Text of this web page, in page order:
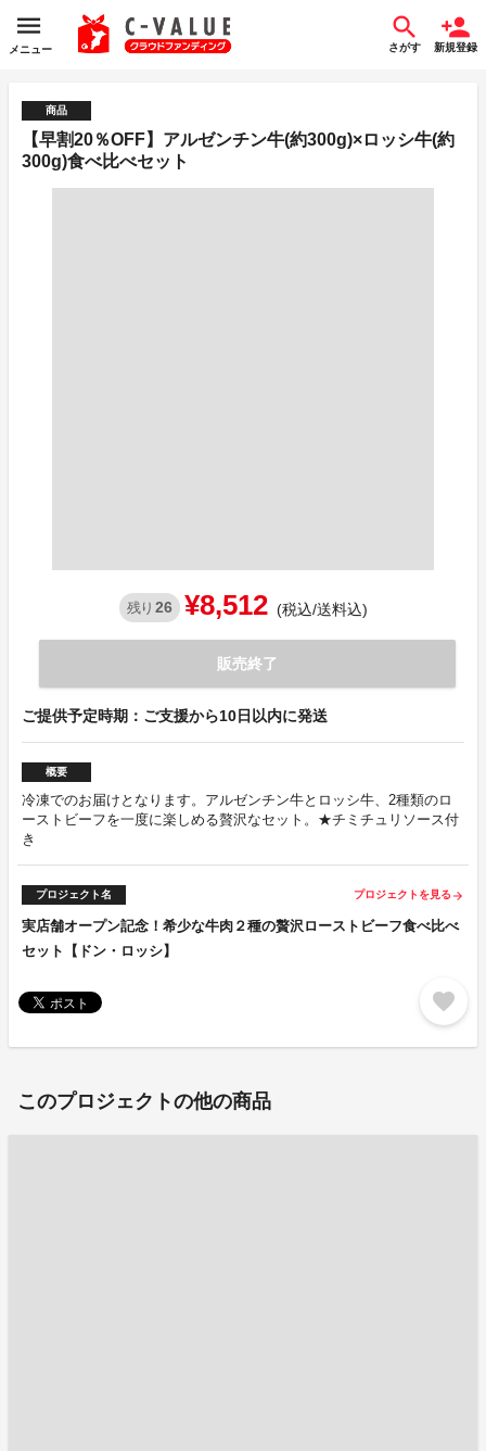
メニュー さがす 新規登録
商品
【早割20％OFF】アルゼンチン牛(約300g)×ロッシ牛(約
300g)食べ比べセット
残り 26 ¥8,512 (税込/送料込)
販売終了
ご提供予定時期：ご支援から10日以内に発送
概要
冷凍でのお届けとなります。アルゼンチン牛とロッシ牛、2種類のロ
ーストビーフを一度に楽しめる贅沢なセット。★チミチュリソース付
き
プロジェクト名 プロジェクトを見る arrow_forward
実店舗オープン記念！希少な牛肉２種の贅沢ローストビーフ食べ比べ
セット【ドン・ロッシ】
favorite
このプロジェクトの他の商品